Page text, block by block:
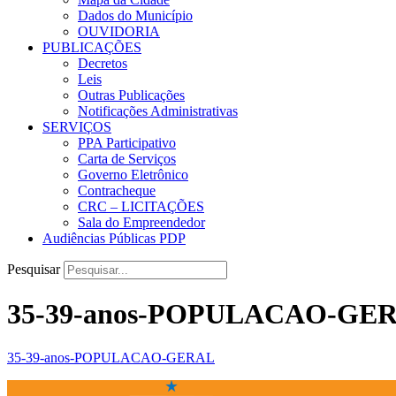
Dados do Município
OUVIDORIA
PUBLICAÇÕES
Decretos
Leis
Outras Publicações
Notificações Administrativas
SERVIÇOS
PPA Participativo
Carta de Serviços
Governo Eletrônico
Contracheque
CRC – LICITAÇÕES
Sala do Empreendedor
Audiências Públicas PDP
Pesquisar
35-39-anos-POPULACAO-
35-39-anos-POPULACAO-GERAL